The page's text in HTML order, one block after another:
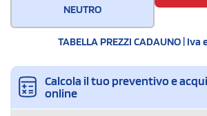
NEUTRO
TABELLA PREZZI CADAUNO | Iva
Calcola il tuo preventivo e
online